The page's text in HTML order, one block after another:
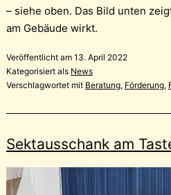
– siehe oben. Das Bild unten
am Gebäude wirkt.
Veröffentlicht am 13. April 2022
Kategorisiert als News
Verschlagwortet mit Beratung, Förderung,
Sektausschank am